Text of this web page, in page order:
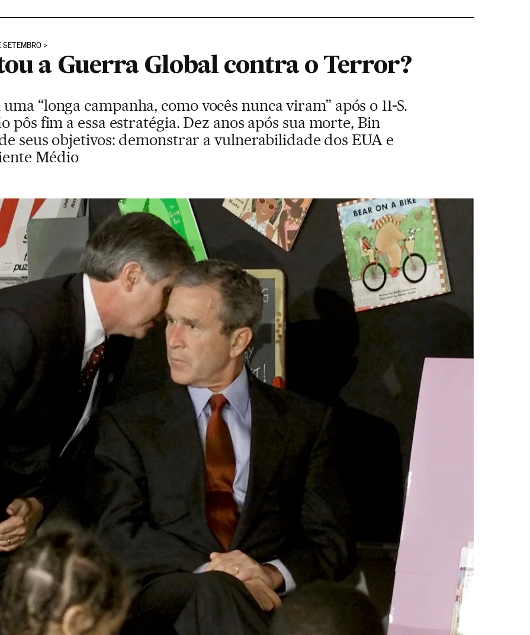
SETEMBRO
a Guerra Global contra o Terror?
“longa campanha, como vocês nunca viram” após o 11-S.
pôs fim a essa estratégia. Dez anos após sua morte, Bin
seus objetivos: demonstrar a vulnerabilidade dos EUA e
Médio